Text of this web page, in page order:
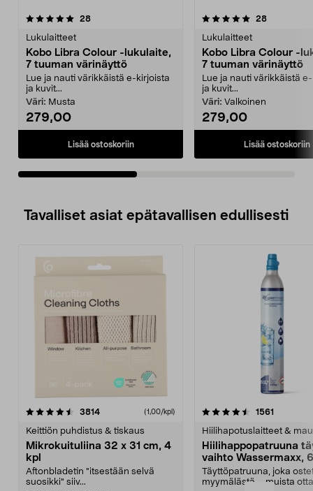
28arvostelut
Lukulaitteet
Kobo Libra Colour -lukulaite,
7 tuuman värinäyttö
Lue ja nauti värikkäistä e-kirjoista
ja kuvit...
Väri: Musta
279,00
Lisää ostoskoriin
5.0viidestä
28arvostelut
Lukulaitteet
Kobo Libra Colour -
7 tuuman värinäyttö
Lue ja nauti värikkäistä
ja kuvit...
Väri: Valkoinen
279,00
Lisää ostoskoriin
4.5viidestä
Tavalliset asiat epätavallisen edullisesti
3814arvostelut (1,00/kpl)
Keittiön puhdistus & tiskaus
Mikrokuituliina 32 x 31 cm, 4
kpl
Aftonbladetin "itsestään selvä
suosikki" siiv...
4.5viidestä
1561
Hiilihapotuslaitteet &
Hiilihappopatruuna
vaihto Wassermaxx,
Täyttöpatruuna, joka
myymälästä – muista
4.5viidestä